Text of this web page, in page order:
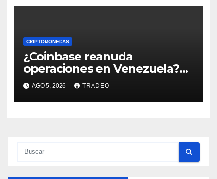
CRIPTOMONEDAS
¿Coinbase reanuda
operaciones en Venezuela?
Post críptico enciende el
debate
AGO 5, 2026 TRADEO